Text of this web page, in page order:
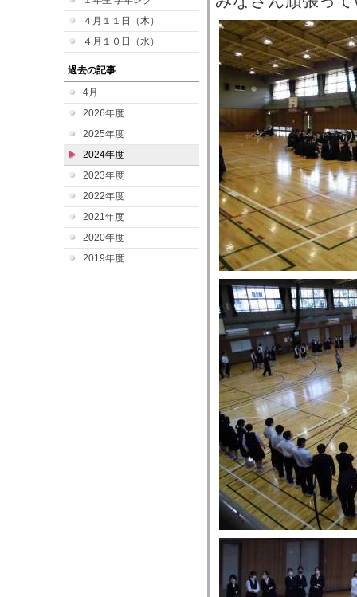
４月１１日（木）
４月１０日（水）
過去の記事
4月
2026年度
2025年度
2024年度
2023年度
2022年度
2021年度
2020年度
2019年度